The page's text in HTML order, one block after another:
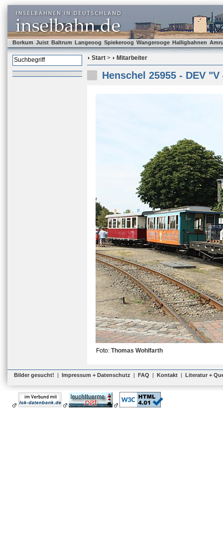
Borkum Juist Baltrum Langeoog Spiekeroog Wangerooge Halligbahnen
Start > Mitarbeiter
Henschel 25955 - DEV "V
Foto: Thomas Wohlfarth
Bilder gesucht! | Impressum + Datenschutz | FAQ | Kontakt | Literatur +